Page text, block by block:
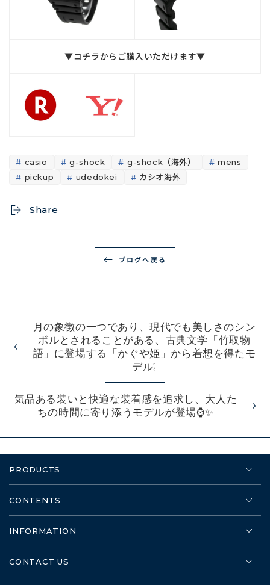
▼コチラからご購入いただけます▼
casio g-shock g-shock（海外）
mens
pickup
udedokei カシオ海外
Share
ブログへ戻る
月の象徴の一つであり、現代でも美しさのシン
ボルとされることがある、古典文学「竹取物
語」に登場する「かぐや姫」から着想を得たモ
デル❕
気品ある装いと快適な装着感を追求し、大人た
ちの時間に寄り添うモデルが登場⌚✨
PRODUCTS
CONTENTS
INFORMATION
CONTACT US